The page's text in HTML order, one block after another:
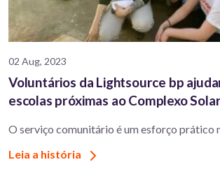
02 Aug, 2023
Voluntários da Lightsource bp
escolas próximas ao Complexo
O serviço comunitário é um esforço prático
Leia a história